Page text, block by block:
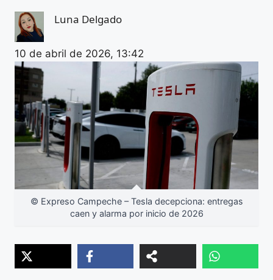
Luna Delgado
10 de abril de 2026, 13:42
© Expreso Campeche – Tesla decepciona: entregas
caen y alarma por inicio de 2026